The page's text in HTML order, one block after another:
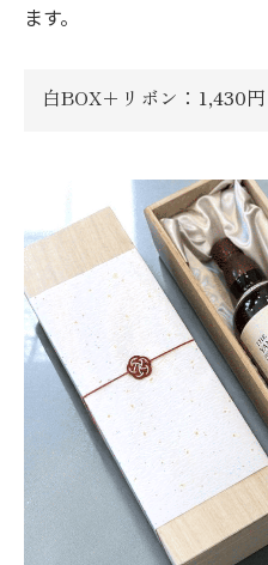
ます。
白BOX＋リボン：1,430円